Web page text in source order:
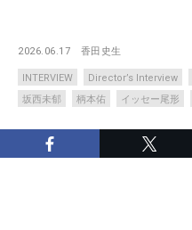
2026.06.17 香田史生
INTERVIEW Director’s Interview
坂西未郁
柄本佑 イッセー尾形